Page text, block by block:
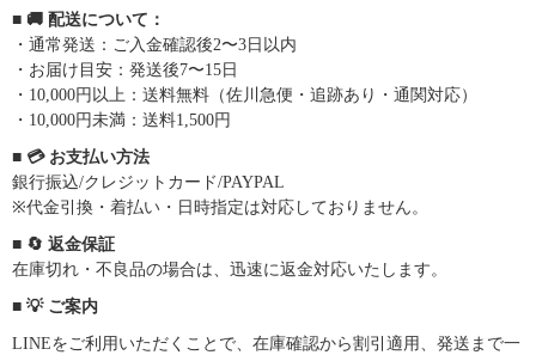
■ 🚚 配送について：
・通常発送：ご入金確認後2〜3日以内
・お届け目安：発送後7〜15日
・10,000円以上：送料無料（佐川急便・追跡あり・通関対応）
・10,000円未満：送料1,500円
■ 💳 お支払い方法
銀行振込/クレジットカード/PAYPAL
※代金引換・着払い・日時指定は対応しておりません。
■ 🔄 返金保証
在庫切れ・不良品の場合は、迅速に返金対応いたします。
■ 💡 ご案内
LINEをご利用いただくことで、在庫確認から割引適用、発送まで一